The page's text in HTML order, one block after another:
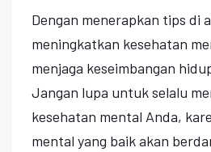
Dengan menerapkan tips di
meningkatkan kesehatan
menjaga keseimbangan
Jangan lupa untuk selalu
kesehatan mental Anda,
mental yang baik akan